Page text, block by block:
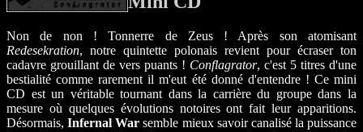
Non de non ! Tonnerre de Zeus ! Après son atomisant
Redesekration, notre quintette polonais revient pour écraser ton
cadavre grouillant de vers puants ! Conflagrator, c'est 5 titres d'une
bestialité comme rarement il m'eut été donné d'entendre ! Ce mini
CD est un véritable tournant dans la carrière du groupe dans la
mesure où quelques évolutions notoires ont fait leur apparitions.
Désormais,Infernal War semble mieux savoir canalisé la puissance